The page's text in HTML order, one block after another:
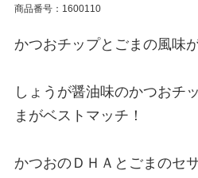
商品番号：1600110
かつおチップとごまの風味
しょうが醤油味のかつおチ
まがベストマッチ！
かつおのＤＨＡとごまのセ